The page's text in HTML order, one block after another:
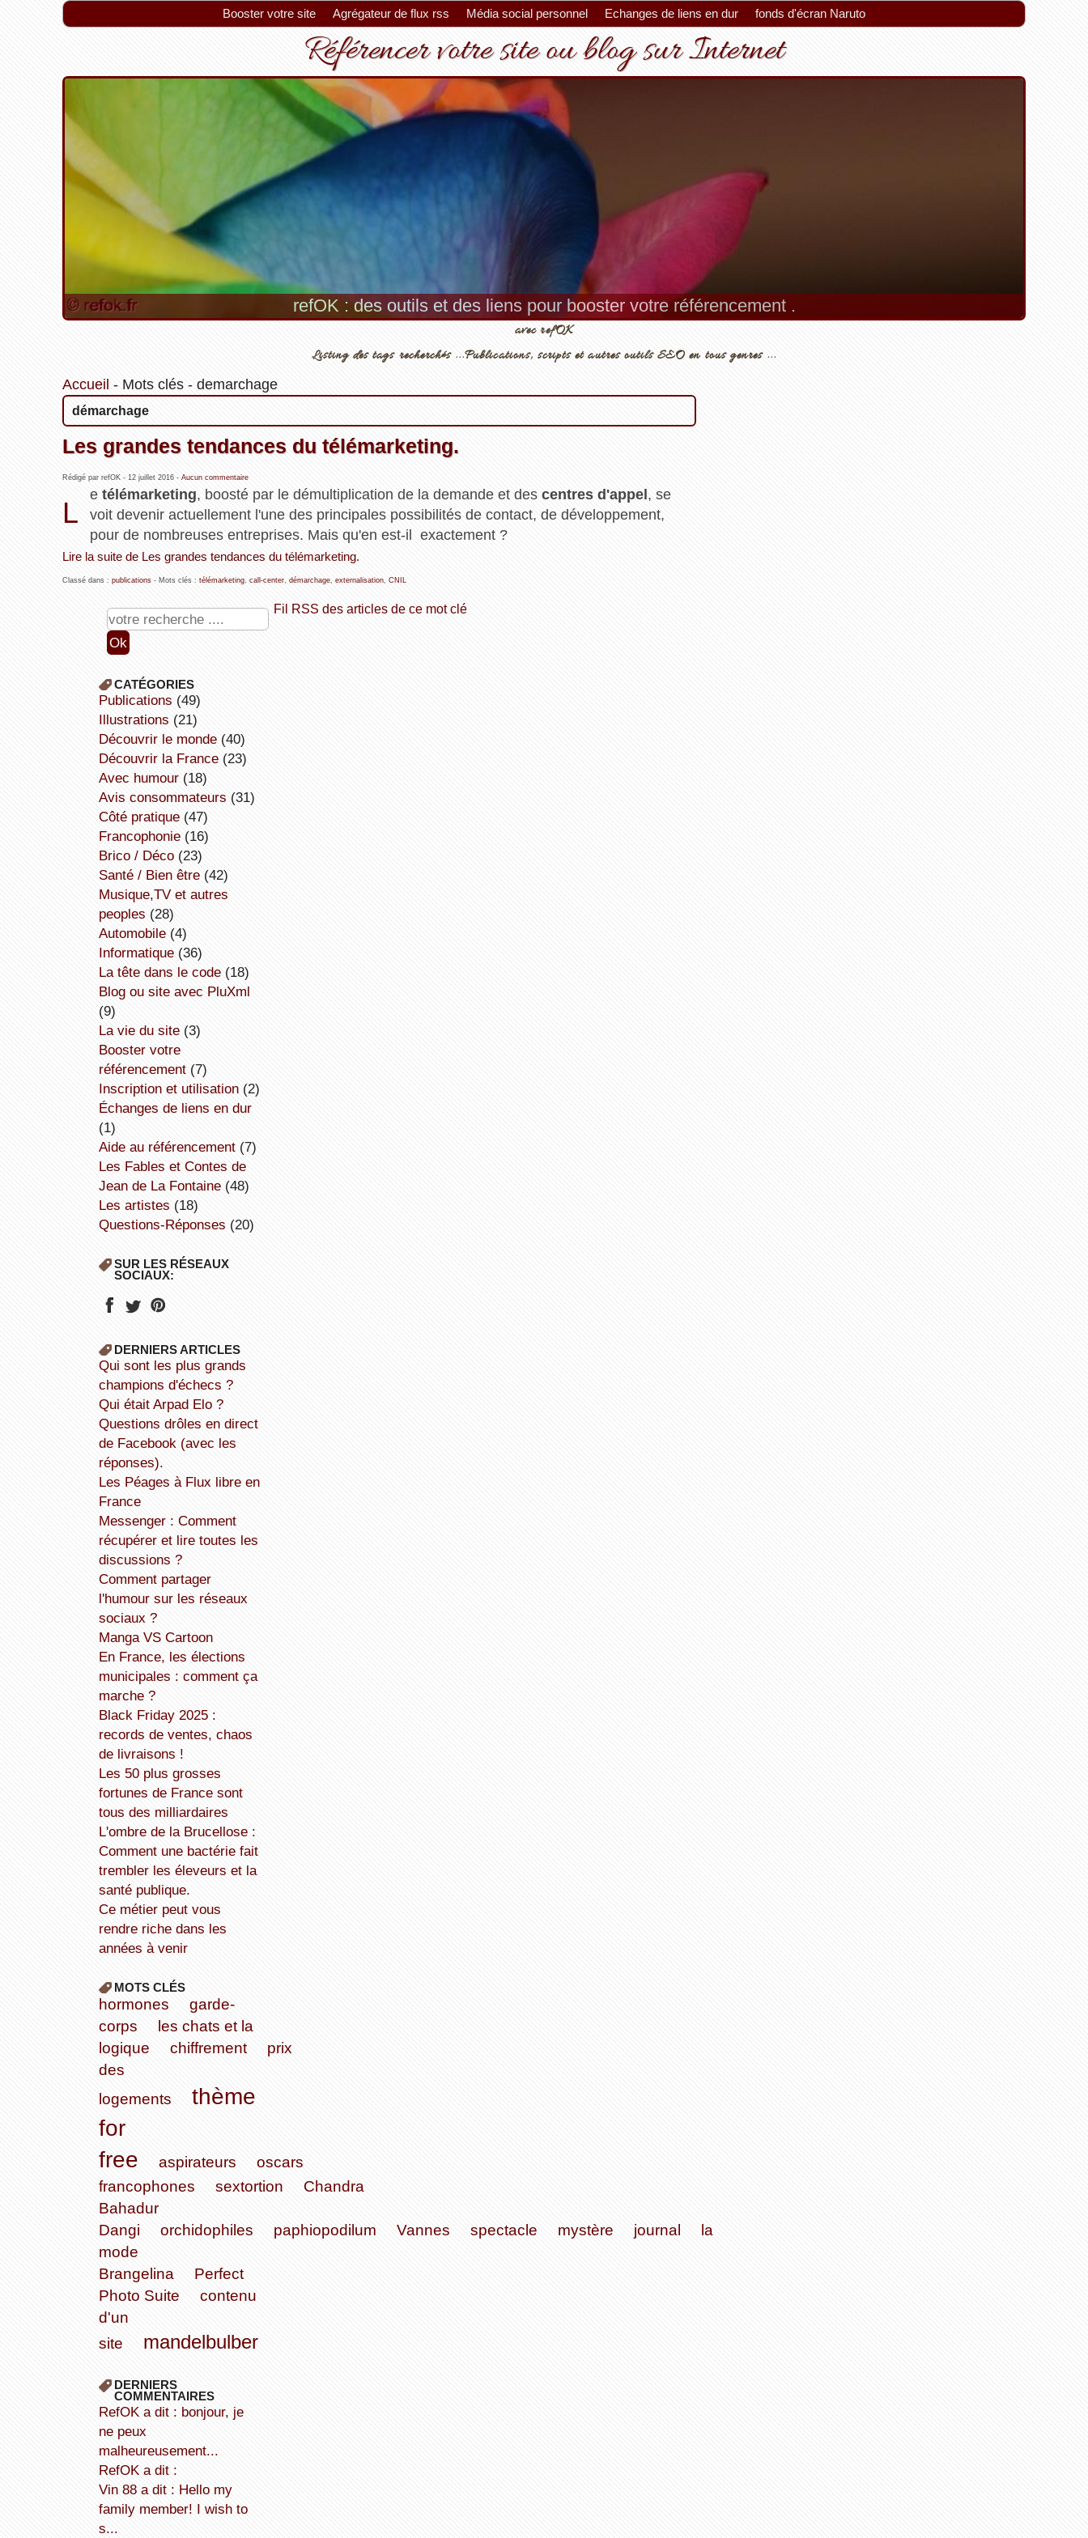
Booster votre site Agrégateur de flux rss Média social personnel Echanges de liens en dur fonds d'écran Naruto
Référencer votre site ou blog sur Internet
refOK : des outils et des liens pour booster votre référencement .
avec refOK
Listing des tags recherchés ...Publications, scripts et autres outils SEO en tous genres ...
Accueil - Mots clés- demarchage
démarchage
Les grandes tendances du télémarketing.
Rédigé par refOK - 12 juillet 2016- Aucun commentaire
L
e télémarketing, boosté par le démultiplication de la demande et des centres d'appel , se
voit devenir actuellement l'une des principales possibilités de contact, de développement,
pour de nombreuses entreprises. Mais qu'en est-il exactement ?
Lire la suite de Les grandes tendances du télémarketing.
Classé dans : publications- Mots clés : télémarketing, call-center, démarchage, externalisation, CNIL
Fil RSS des articles de ce mot clé
CATÉGORIES
publications (49)
illustrations (21)
découvrir le monde(40)
découvrir la France(23)
avec humour(18)
avis consommateurs (31)
côté pratique(47)
Francophonie(16)
Brico / Déco(23)
Santé / Bien être(42)
Musique,TV et autres
peoples (28)
Automobile(4)
informatique(36)
la tête dans le code(18)
Blog ou site avec PluXml
(9)
la vie du site(3)
booster votre
référencement(7)
inscription et utilisation(2)
échanges de liens en dur
(1)
aide au référencement(7)
Les Fables et Contes de
Jean de La Fontaine(48)
Les artistes (18)
Questions-Réponses (20)
SUR LES RÉSEAUX
SOCIAUX:
DERNIERS ARTICLES
Qui sont les plus grands
champions d'échecs ?
Qui était Arpad Elo ?
Questions drôles en direct
de Facebook (avec les
réponses).
Les Péages à Flux libre en
France
Messenger : Comment
récupérer et lire toutes les
discussions ?
Comment partager
l'humour sur les réseaux
sociaux ?
Manga VS Cartoon
En France, les élections
municipales : comment ça
marche ?
Black Friday 2025 :
records de ventes, chaos
de livraisons !
Les 50 plus grosses
fortunes de France sont
tous des milliardaires
L'ombre de la Brucellose :
Comment une bactérie fait
trembler les éleveurs et la
santé publique.
Ce métier peut vous
rendre riche dans les
années à venir
MOTS CLÉS
hormones
garde-
corps
les chats et la
logique
chiffrement
prix
des
logements
thème
for
free
aspirateurs
oscars
francophones
sextortion
Chandra
Bahadur
Dangi
orchidophiles paphiopodilum Vannes spectacle mystère journal
la
mode
Brangelina
Perfect
Photo Suite
contenu
d'un
site
mandelbulber
DERNIERS
COMMENTAIRES
refOK a dit : bonjour, je
ne peux
malheureusement...
refOK a dit :
Vin 88 a dit : Hello my
family member! I wish to
s...